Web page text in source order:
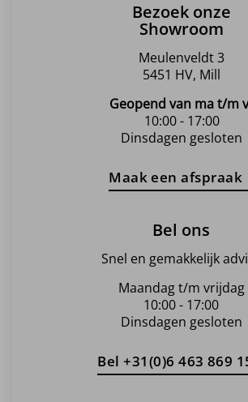
Bezoek onze
Showroom
Meulenveldt 3
5451 HV, Mill
Geopend van ma t/m
10:00 - 17:00
Dinsdagen gesloten
Maak een afspraak
Bel ons
Snel en gemakkelijk
Maandag t/m vrijdag
10:00 - 17:00
Dinsdagen gesloten
Bel +31(0)6 463 869